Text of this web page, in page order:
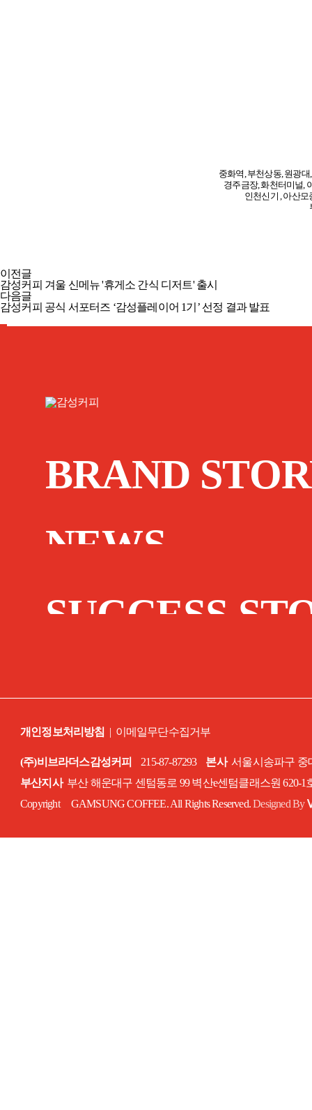
중화역, 부천상동, 원광
경주금장, 화천터미널,
인천신기 , 아산모
이전글
감성커피 겨울 신메뉴 '휴게소 간식 디저트' 출시
다음글
감성커피 공식 서포터즈 ‘감성플레이어 1기’ 선정 결과 발표
BRAND
NEWS
SUCCESS
개인정보처리방침 | 이메일무단수집거부
(주)비브라더스감성커피 215-87-87293 본사서울시송파구 중
부산지사부산 해운대구 센텀동로 99 벽산e센텀클래스원 620-1
Copyright GAMSUNG COFFEE. All Rights Reserved.Designed By